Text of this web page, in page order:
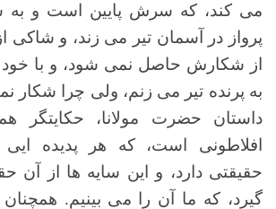
می کند، که سرش پایین است و به
پرواز در آسمان تیر می زند، و شاکی
از شکارش حاصل نمی شود، و با
به پرنده تیر می زنم، ولی چرا شکار
داستان حضرت مولانا، حکایتگر
افلاطونی است، که هر پدیده ایی
حقیقتی دارد، و این سایه ها از
گیرد، که ما آن را می بینیم.